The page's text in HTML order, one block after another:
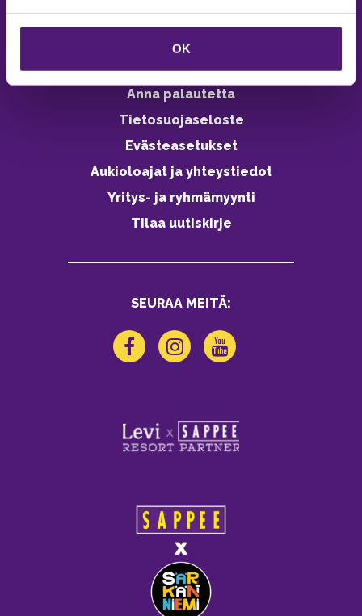
OK
Vastuullisuus
Ympäristöohjelma
Avoimet työpaikat
Anna palautetta
Tietosuojaseloste
Evästeasetukset
Aukioloajat ja yhteystiedot
Yritys- ja ryhmämyynti
Tilaa uutiskirje
SEURAA MEITÄ: